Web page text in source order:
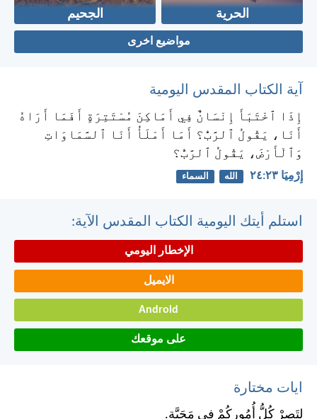
الحرية الجحيم
مواضيع اخرى
آية الكتاب المقدس اليومية
إِذَا ٱخْتَبَأَ إِنْسَانٌ فِي أَمَاكِنَ مُسْتَتِرَةٍ أَفَمَا أَرَاهُ
أَنَا، يَقُولُ ٱلرَّبُّ؟ أَمَا أَمْلَأُ أَنَا ٱلسَّمَاوَاتِ
وَٱلْأَرْضَ، يَقُولُ ٱلرَّبُّ؟
إِرْمِيَا ٢٣:‏٢٤ الله السماء
استلم أيتك اليومية الكتاب المقدس الآية:
الإخطار اليومي
الايميل
Android
على موقعك
ايات مختارة
لِتَصِرْ كُلُّ أُمُورِكُمْ فِي مَحَبَّةٍ.